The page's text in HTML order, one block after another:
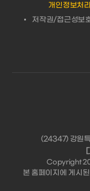
개인정보처
저작권/접근성보
(24347) 강원
Copyright
본 홈페이지에 게시